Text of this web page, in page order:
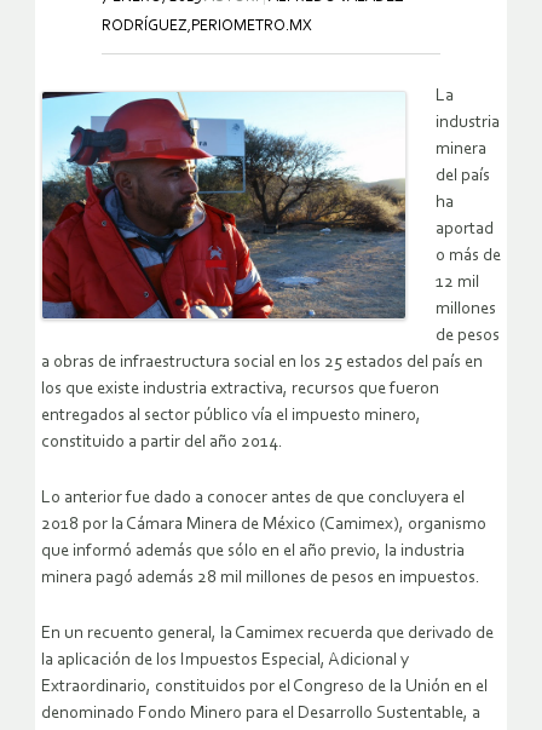
RODRÍGUEZ,PERIOMETRO.MX
La
industria
minera
del país
ha
aportad
o más de
12 mil
millones
de pesos
a obras de infraestructura social en los 25 estados del país en
los que existe industria extractiva, recursos que fueron
entregados al sector público vía el impuesto minero,
constituido a partir del año 2014.
Lo anterior fue dado a conocer antes de que concluyera el
2018 por la Cámara Minera de México (Camimex), organismo
que informó además que sólo en el año previo, la industria
minera pagó además 28 mil millones de pesos en impuestos.
En un recuento general, la Camimex recuerda que derivado de
la aplicación de los Impuestos Especial, Adicional y
Extraordinario, constituidos por el Congreso de la Unión en el
denominado Fondo Minero para el Desarrollo Sustentable, a